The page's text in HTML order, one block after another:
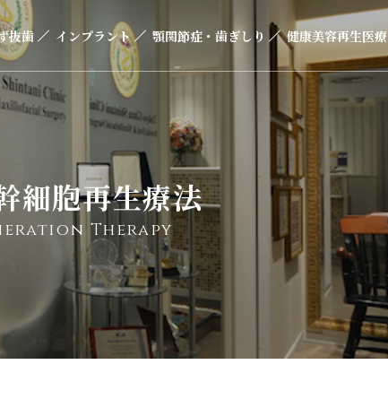
抜歯 インプラント 顎関節症・歯ぎしり 健康美容再生医療
細胞再生療法
Therapy